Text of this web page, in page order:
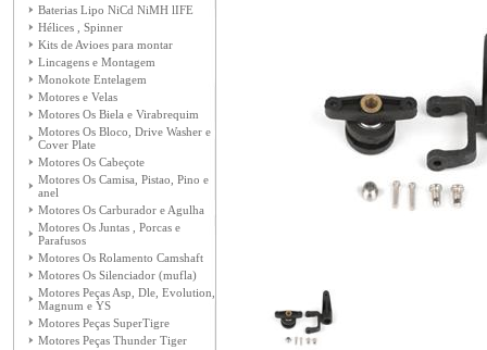
Baterias Lipo NiCd NiMH lIFE
Hélices , Spinner
Kits de Avioes para montar
Lincagens e Montagem
Monokote Entelagem
Motores e Velas
Motores Os Biela e Virabrequim
Motores Os Bloco, Drive Washer e
Cover Plate
Motores Os Cabeçote
Motores Os Camisa, Pistao, Pino e
anel
Motores Os Carburador e Agulha
Motores Os Juntas , Porcas e
Parafusos
Motores Os Rolamento Camshaft
Motores Os Silenciador (mufla)
Motores Peças Asp, Dle, Evolution,
Magnum e YS
Motores Peças SuperTigre
Motores Peças Thunder Tiger